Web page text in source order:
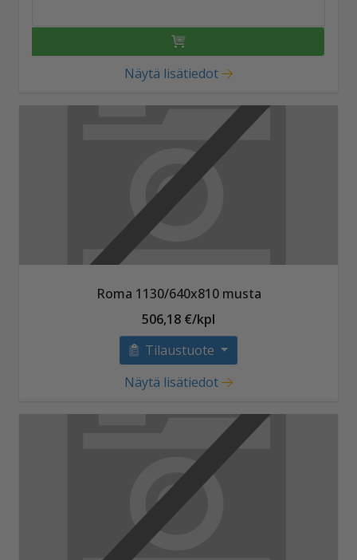
Näytä lisätiedot
Roma 1130/640x810 musta
506,18 €/kpl
Tilaustuote
Näytä lisätiedot